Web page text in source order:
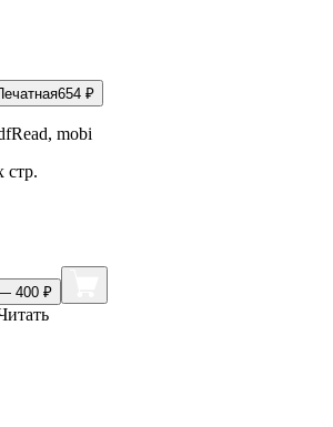
654 ₽
mobi
стр.
400 ₽